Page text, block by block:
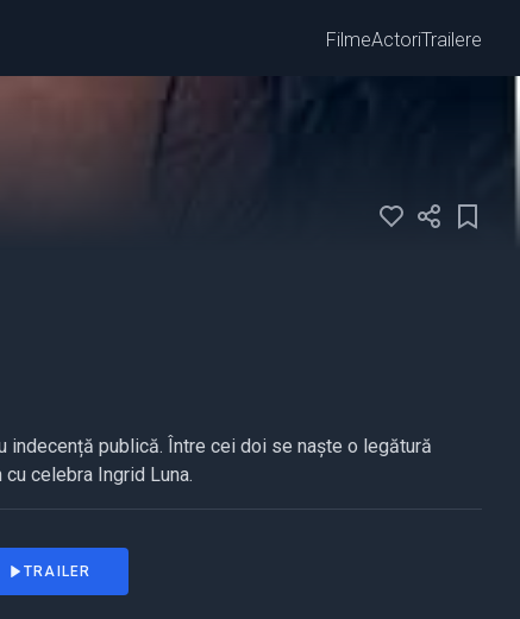
FilmeActoriTrailere
indecență publică. Între cei doi se naște o legătură
celebra Ingrid Luna.
TRAILER